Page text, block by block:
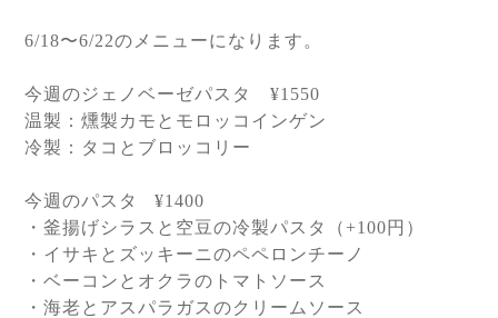
6/18〜6/22のメニューになります。
今週のジェノベーゼパスタ ¥1550
温製：燻製カモとモロッコインゲン
冷製：タコとブロッコリー
今週のパスタ
¥1400
・釜揚げシラスと空豆の冷製パスタ（+100 円）
・イサキとズッキーニのペペロンチーノ
・ベーコンとオクラのトマトソース
・海老とアスパラガスのクリームソース